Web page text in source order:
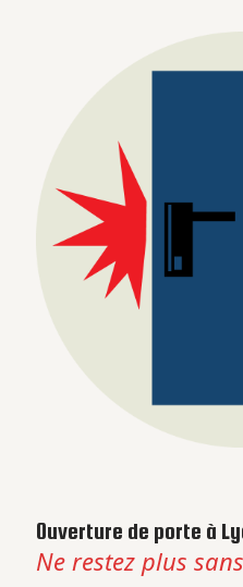
Ouverture de porte à
Ne restez plus